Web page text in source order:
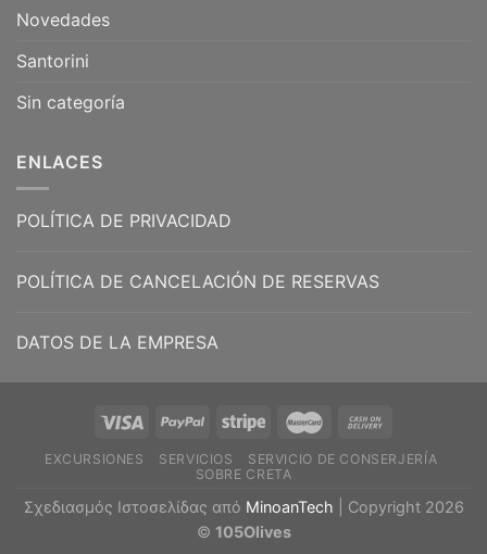
Novedades
Santorini
Sin categoría
ENLACES
POLÍTICA DE PRIVACIDAD
POLÍTICA DE CANCELACIÓN DE RESERVAS
DATOS DE LA EMPRESA
EXCURSIONES SERVICIOS
SERVICIO DE CONSERJERÍA
SOBRE CRETA
Σχεδιασμός Ιστοσελίδας από MinoanTech | Copyright 2026
© 105Olives